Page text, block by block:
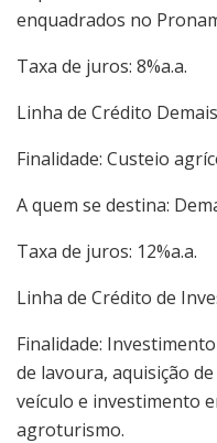
enquadrados no
Taxa de juros: 8%a.a.
Linha de Crédito
Finalidade: Custeio
A quem se destina:
Taxa de juros: 12%a.a.
Linha de Crédito de
Finalidade:
de lavoura, aquisição
veículo e investimento
agroturismo.